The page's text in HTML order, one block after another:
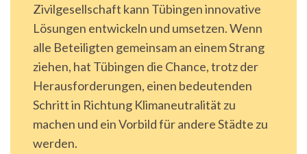
Zivilgesellschaft kann Tübingen innovative
Lösungen entwickeln und umsetzen. Wenn
alle Beteiligten gemeinsam an einem Strang
ziehen, hat Tübingen die Chance, trotz der
Herausforderungen, einen bedeutenden
Schritt in Richtung Klimaneutralität zu
machen und ein Vorbild für andere Städte zu
werden.